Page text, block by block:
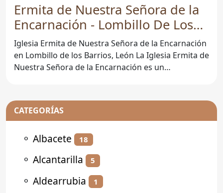
Ermita de Nuestra Señora de la
Encarnación - Lombillo De Los
Barrios
Iglesia Ermita de Nuestra Señora de la Encarnación
en Lombillo de los Barrios, León La Iglesia Ermita de
Nuestra Señora de la Encarnación es un
CATEGORÍAS
⚬ Albacete 18
⚬ Alcantarilla 5
⚬ Aldearrubia 1